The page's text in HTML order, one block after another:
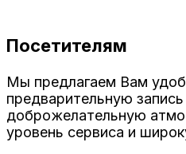
Посетителям
Мы предлагаем Вам
предварительную
доброжелательную
уровень сервиса и